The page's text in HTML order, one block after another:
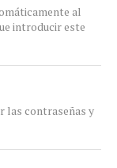
al
introducir este
las contraseñas y